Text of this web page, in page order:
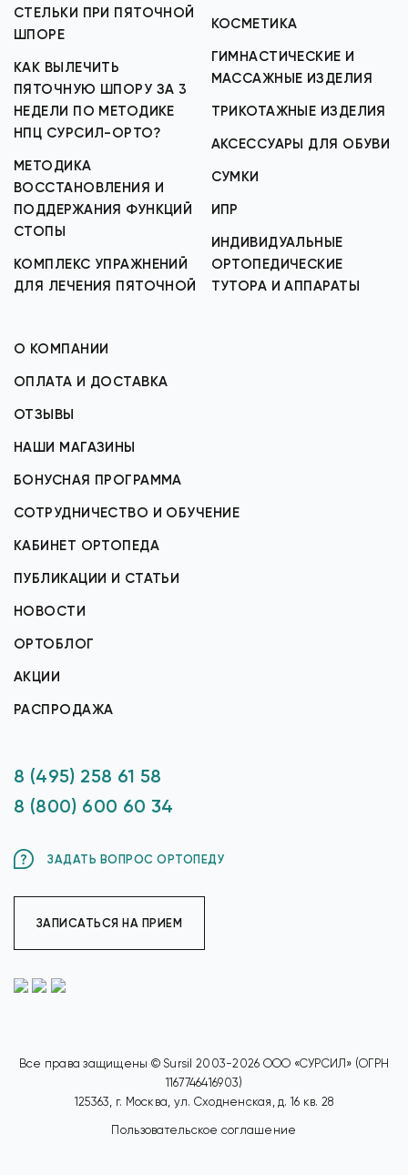
СТЕЛЬКИ ПРИ ПЯТОЧНОЙ
ШПОРЕ
КАК ВЫЛЕЧИТЬ
ПЯТОЧНУЮ ШПОРУ ЗА 3
НЕДЕЛИ ПО МЕТОДИКЕ
НПЦ СУРСИЛ-ОРТО?
МЕТОДИКА
ВОССТАНОВЛЕНИЯ И
ПОДДЕРЖАНИЯ ФУНКЦИЙ
СТОПЫ
КОМПЛЕКС УПРАЖНЕНИЙ
ДЛЯ ЛЕЧЕНИЯ ПЯТОЧНОЙ
КОСМЕТИКА
ГИМНАСТИЧЕСКИЕ И
МАССАЖНЫЕ ИЗДЕЛИЯ
ТРИКОТАЖНЫЕ ИЗДЕЛИЯ
АКСЕССУАРЫ ДЛЯ ОБУВИ
СУМКИ
ИПР
ИНДИВИДУАЛЬНЫЕ
ОРТОПЕДИЧЕСКИЕ
ТУТОРА И АППАРАТЫ
О КОМПАНИИ
ОПЛАТА И ДОСТАВКА
ОТЗЫВЫ
НАШИ МАГАЗИНЫ
БОНУСНАЯ ПРОГРАММА
СОТРУДНИЧЕСТВО И ОБУЧЕНИЕ
КАБИНЕТ ОРТОПЕДА
ПУБЛИКАЦИИ И СТАТЬИ
НОВОСТИ
ОРТОБЛОГ
АКЦИИ
РАСПРОДАЖА
8 (495) 258 61 58
8 (800) 600 60 34
ЗАДАТЬ ВОПРОС ОРТОПЕДУ
ЗАПИСАТЬСЯ НА ПРИЕМ
Все права защищены © Sursil 2003-2026 ООО «СУРСИЛ» (ОГРН
1167746416903)
125363, г. Москва, ул. Сходненская, д. 16 кв. 28
Пользовательское соглашение